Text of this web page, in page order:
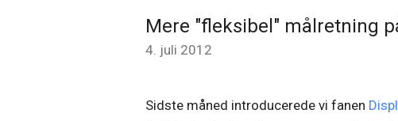
Mere "fleksibel" målretning
4. juli 2012
Sidste måned introducerede vi fanen